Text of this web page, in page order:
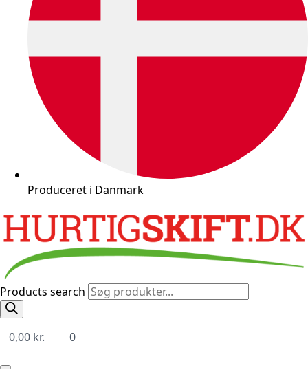
Produceret i Danmark
Products search
0,00 kr. 0